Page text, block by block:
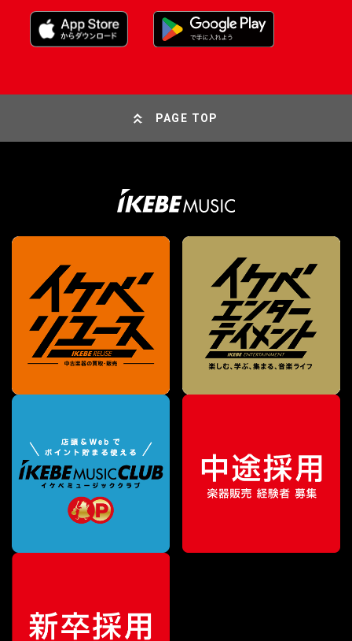
PAGE TOP